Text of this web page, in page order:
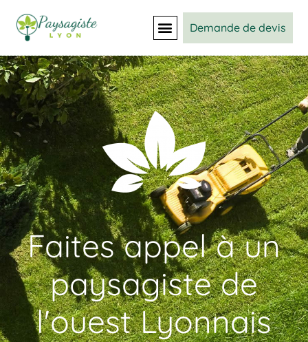
Demande de devis
Faites appel à un
paysagiste de
l'ouest Lyonnais